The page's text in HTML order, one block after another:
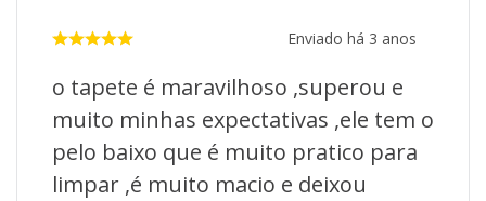
Enviado há 3 anos
o tapete é maravilhoso ,superou e
muito minhas expectativas ,ele tem o
pelo baixo que é muito pratico para
limpar ,é muito macio e deixou